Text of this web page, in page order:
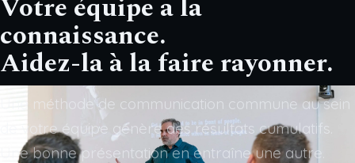
Votre équipe a la
connaissance.
Aidez-la à la faire rayonner.
Une méthode de communication commune au sein
de votre équipe génère des résultats cumulatifs.
Une bonne présentation en entraîne une autre.